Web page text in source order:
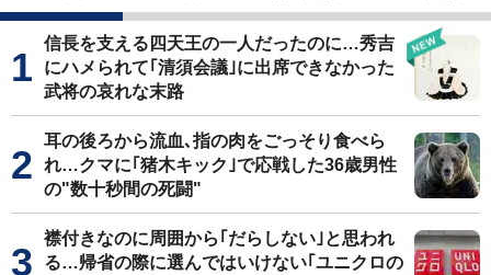
信長を支える四天王の一人だったのに…秀吉
にハメられて｢清須会議｣に出席できなかった
武将の哀れな末路
耳の後ろから流血､指の肉をごっそり食べら
れ…クマに｢猪木キック｣で応戦した36歳男性
の"数十秒間の死闘"
襟付きなのに周囲から｢だらしない｣と思われ
る…帰省の際に選んではいけない｢ユニクロの